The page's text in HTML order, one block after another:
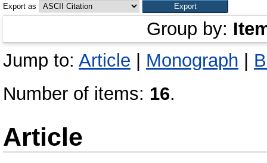
Export as
Group by:
Jump to: Article Monograph
Number of items: 16.
Article